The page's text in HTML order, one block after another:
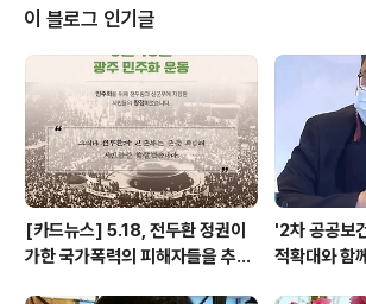
에서 의사가 꼭 알아야 할 인권 이슈“를 토대로 정하고 있
다. 지난 5월에 진행한 “의대생, 인권을 만나다” 강좌에서
는 의과대학생들과 의사의 인권 및 안전에 대한 주제를 다
루었다면, 6월 강좌에서는 근로 현장에서의 노동자 안전과
인권을 주제로 다루고자 하였다. 6월 11일 (토) 2시에 진행
한 6월 월례 인권강좌에서 공유..
이 블로그 인기글
[카드뉴스] 5.18, 전두환 정권이
가한 국가폭력의 피해자들을 추념
'2차 공공보
적확대와 함